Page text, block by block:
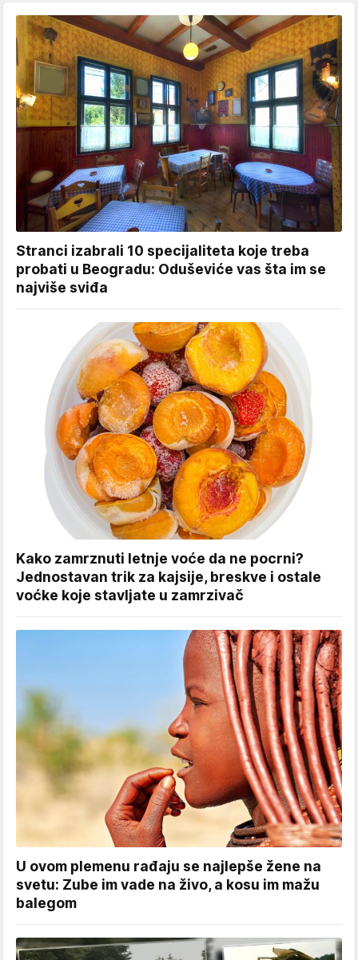
Stranci izabrali 10 specijaliteta koje treba
probati u Beogradu: Oduševiće vas šta im se
najviše sviđa
Kako zamrznuti letnje voće da ne pocrni?
Jednostavan trik za kajsije, breskve i ostale
voćke koje stavljate u zamrzivač
U ovom plemenu rađaju se najlepše žene na
svetu: Zube im vade na živo, a kosu im mažu
balegom